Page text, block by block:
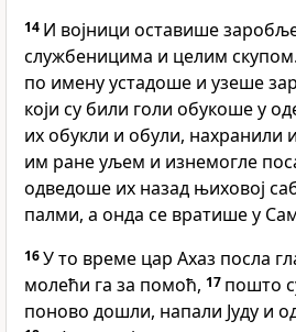
14 И војници оставише
службеницима и целим скупом.
по имену устадоше и узеше
који су били голи обукоше у
их обукли и обули, нахранили
им ране уљем и изнемогле
одведоше их назад њиховој
палми, а онда се вратише у
16У то време цар Ахаз посла
молећи га за помоћ, 17 пошто
поново дошли, напали Јуду и